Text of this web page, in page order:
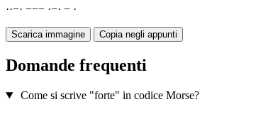
··−· −−− ·−· − ·
Scarica immagine Copia negli appunti
Domande frequenti
Come si scrive "forte" in codice Morse?